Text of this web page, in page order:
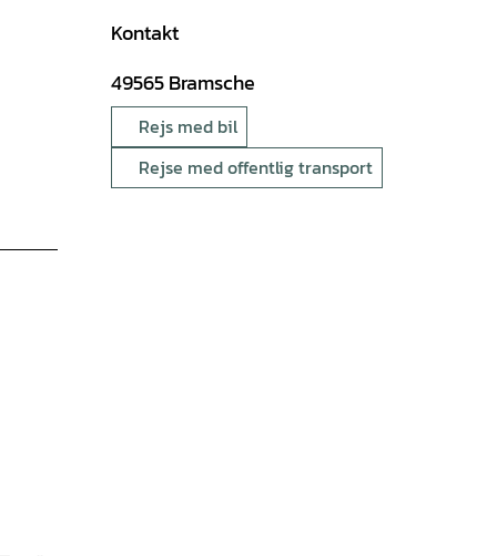
Kontakt
49565Bramsche
Rejs med bil
Rejse med offentlig transport